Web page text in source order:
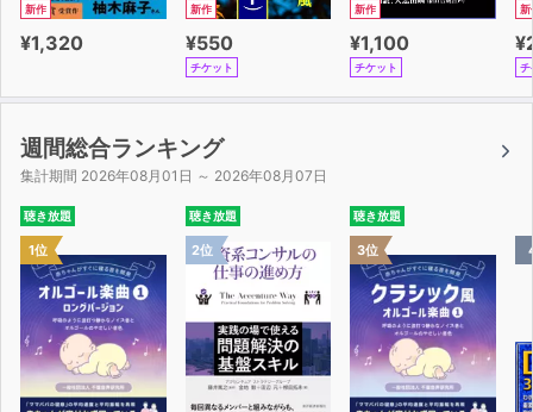
新作
¥1,320
新作
¥550
チケット
新作
¥1,100
チケット
新
チ
週間総合ランキング
集計期間 2026年08月01日 ～ 2026年08月07日
聴き放題
1位
聴き放題
2位
聴き放題
3位